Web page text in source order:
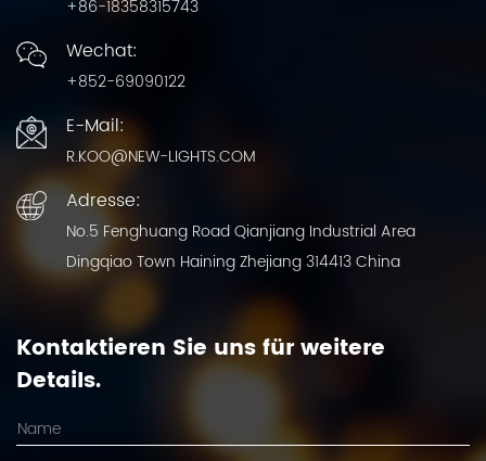
+86-18358315743
Wechat:
+852-69090122
E-Mail:
R.KOO@NEW-LIGHTS.COM
Adresse:
No.5 Fenghuang Road Qianjiang Industrial Area
Dingqiao Town Haining Zhejiang 314413 China
Kontaktieren Sie uns für weitere
Details.